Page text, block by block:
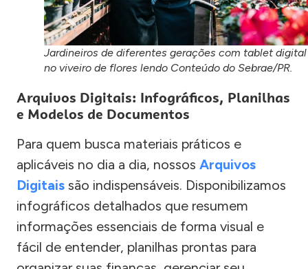
Jardineiros de diferentes gerações com tablet digital
no viveiro de flores lendo Conteúdo do Sebrae/PR.
Arquivos Digitais: Infográficos, Planilhas
e Modelos de Documentos
Para quem busca materiais práticos e
aplicáveis no dia a dia, nossos Arquivos
Digitais são indispensáveis. Disponibilizamos
infográficos detalhados que resumem
informações essenciais de forma visual e
fácil de entender, planilhas prontas para